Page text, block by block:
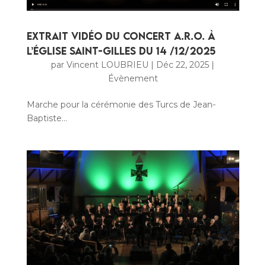
Extrait vidéo du concert A.R.O. à
l’église Saint-Gilles du 14 /12/2025
parVincent LOUBRIEU | Déc 22, 2025 |
Évènement
Marche pour la cérémonie des Turcs de Jean-
Baptiste...